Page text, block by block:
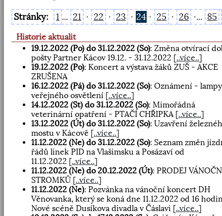
Stránky: 1 ... 21 · 22 · 23 · 24 · 25 · 26 ·... 85
Historie aktualit
19.12.2022 (Po) do 31.12.2022 (So): Změna otvírací
pošty Partner Kácov 19.12. - 31.12.2022 [..více..]
19.12.2022 (Po): Koncert a výstava žáků ZUŠ - AKCE
ZRUŠENA
16.12.2022 (Pá) do 31.12.2022 (So): Oznámení - lampy
veřejného osvětlení [..více..]
14.12.2022 (St) do 31.12.2022 (So): Mimořádná
veterinární opatření - PTAČÍ CHŘIPKA [..více..]
13.12.2022 (Út) do 31.12.2022 (So): Uzavření
mostu v Kácově [..více..]
11.12.2022 (Ne) do 31.12.2022 (So): Seznam změn
řádů linek PID na Vlašimsku a Posázaví od
11.12.2022 [..více..]
11.12.2022 (Ne) do 20.12.2022 (Út): PRODEJ
STROMKŮ [..více..]
11.12.2022 (Ne): Pozvánka na vánoční koncert DH
Věnovanka, který se koná dne 11.12.2022 od 16
Nové scéně Dusíkova divadla v Čáslavi [..více..]